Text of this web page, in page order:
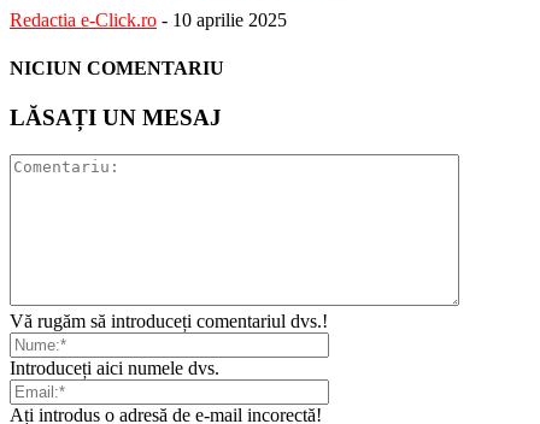
Redactia e-Click.ro - 10 aprilie 2025
NICIUN COMENTARIU
LĂSAȚI UN MESAJ
Vă rugăm să introduceți comentariul dvs.!
Introduceți aici numele dvs.
Ați introdus o adresă de e-mail incorectă!